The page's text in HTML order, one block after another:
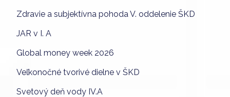
Zdravie a subjektívna pohoda V. oddelenie ŠKD
JAR v I. A
Global money week 2026
Veľkonočné tvorivé dielne v ŠKD
Svetový deň vody IV.A